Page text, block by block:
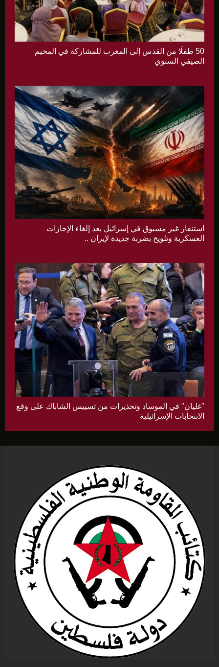
50 طفلًا من القدس إلى المغرب للمشاركة في المخيم
الصيفي السنوي
استنفار غير مسبوق في إسرائيل بعد إلغاء الإجازات
العسكرية وتلويح بضربة جديدة لإيران ..
"غليان" في الموساد وتحذيرات من تسييس الشاباك على وقع
الانتخابات الإسرائيلية